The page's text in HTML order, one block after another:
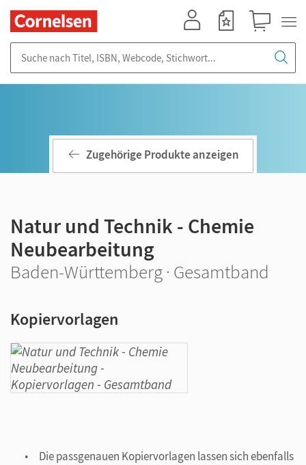
Zugehörige Produkte anzeigen
Natur und Technik - Chemie
Neubearbeitung
Baden-Württemberg · Gesamtband
Kopiervorlagen
Die passgenauen Kopiervorlagen lassen sich ebenfalls